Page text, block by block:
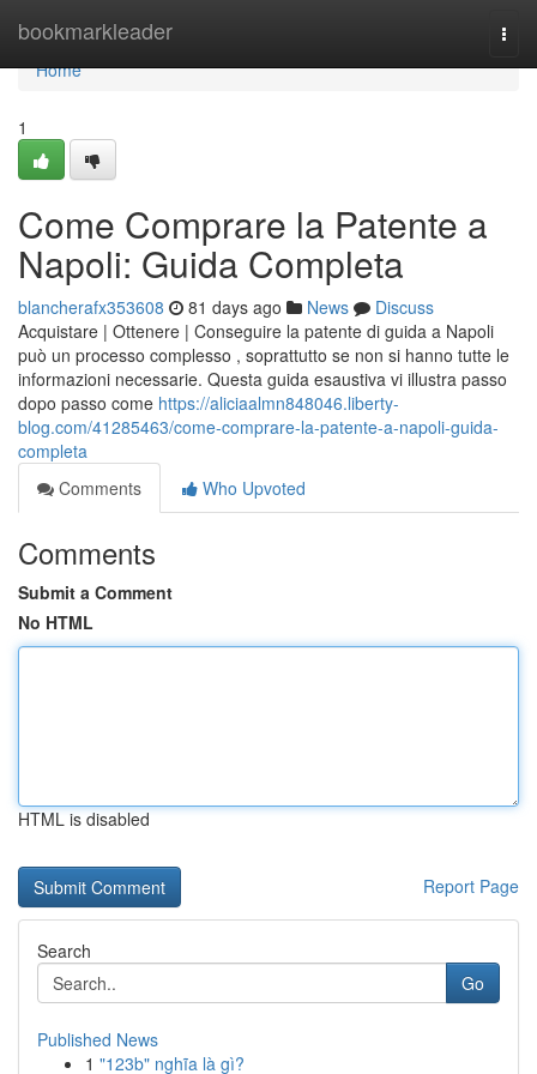
bookmarkleader
Home
Home
1
Come Comprare la Patente a
Napoli: Guida Completa
blancherafx353608 81 days ago News
Discuss
Acquistare | Ottenere | Conseguire la patente di guida a Napoli
può un processo complesso , soprattutto se non si hanno tutte le
informazioni necessarie. Questa guida esaustiva vi illustra passo
dopo passo come https://aliciaalmn848046.liberty-
blog.com/41285463/come-comprare-la-patente-a-napoli-guida-
completa
Comments
Who Upvoted
Comments
Submit a Comment
No HTML
HTML is disabled
Report Page
Search
Go
Published News
1 "123b" nghĩa là gì?